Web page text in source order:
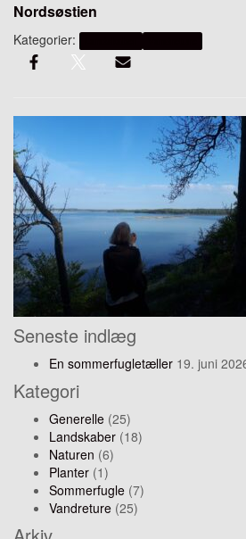
Nordsøstien
Kategorier:
Seneste indlæg
En sommerfugletæller 19. juni
Kategori
Generelle (25)
Landskaber (18)
Naturen (6)
Planter (1)
Sommerfugle (7)
Vandreture (25)